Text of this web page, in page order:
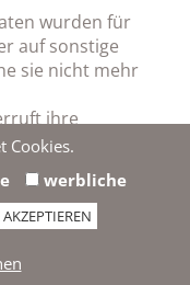
wurden für
auf sonstige
sie nicht mehr
ihre
Verarbeitung
stützte, und es
Rechtsgrundlage
Art. 21 Abs. 1
Cookies.
werbliche